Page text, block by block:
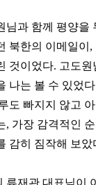
님과 함께 평양을
북한의 이메일이
것이었다. 고도
나는 볼 수 있었
도 빠지지 않고
, 가장 감격적인
감히 짐작해 보았
류재관 대표님이